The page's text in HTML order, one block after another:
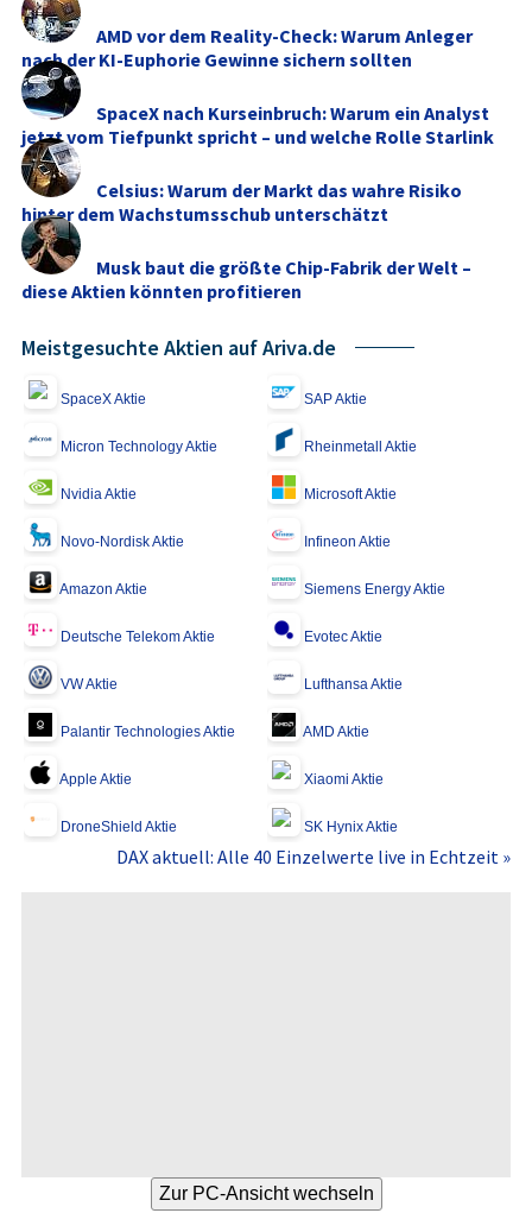
AMD vor dem Reality-Check: Warum Anleger
nach der KI-Euphorie Gewinne sichern sollten
SpaceX nach Kurseinbruch: Warum ein Analyst
jetzt vom Tiefpunkt spricht – und welche Rolle Starlink
...
Celsius: Warum der Markt das wahre Risiko
hinter dem Wachstumsschub unterschätzt
Musk baut die größte Chip-Fabrik der Welt –
diese Aktien könnten profitieren
Meistgesuchte Aktien auf Ariva.de
SpaceX Aktie SAP Aktie
Micron Technology Aktie Rheinmetall Aktie
Nvidia Aktie Microsoft Aktie
Novo-Nordisk Aktie Infineon Aktie
Amazon Aktie Siemens Energy Aktie
Deutsche Telekom Aktie Evotec Aktie
VW Aktie Lufthansa Aktie
Palantir Technologies Aktie AMD Aktie
Apple Aktie Xiaomi Aktie
DroneShield Aktie SK Hynix Aktie
DAX aktuell: Alle 40 Einzelwerte live in Echtzeit »